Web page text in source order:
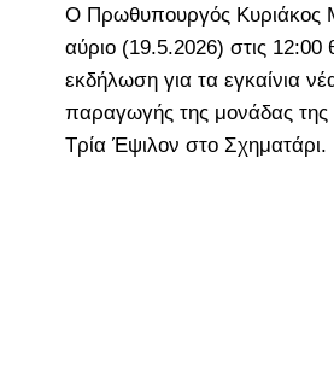
Ο Πρωθυπουργός Κυριάκος
αύριο (19.5.2026) στις 12:00
εκδήλωση για τα εγκαίνια
παραγωγής της μονάδας
Τρία Έψιλον στο Σχηματάρι.